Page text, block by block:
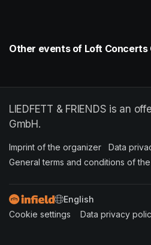
Other events of Loft Concerts
LIEDFETT & FRIENDS is an
GmbH.
Imprint of the organizer (opens in a
Data
General terms and conditions of
SWITCH LANGUAGE
Cookie settings (opens in a new
Data privacy